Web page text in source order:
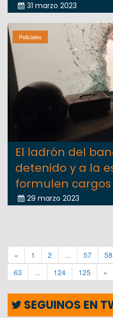
31 marzo 2023
Policiales
El ladrón del
detenido y a la
formulen cargos
29 marzo 2023
« 1 2 ... 57 58
63
... 124 125 »
SEGUINOS EN